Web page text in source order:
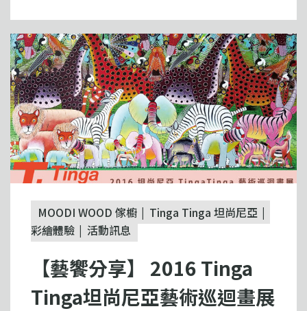
MOODI WOOD 傢櫥
Tinga Tinga 坦尚尼亞
彩繪體驗
活動訊息
【藝饗分享】 2016 Tinga
Tinga坦尚尼亞藝術巡迴畫展